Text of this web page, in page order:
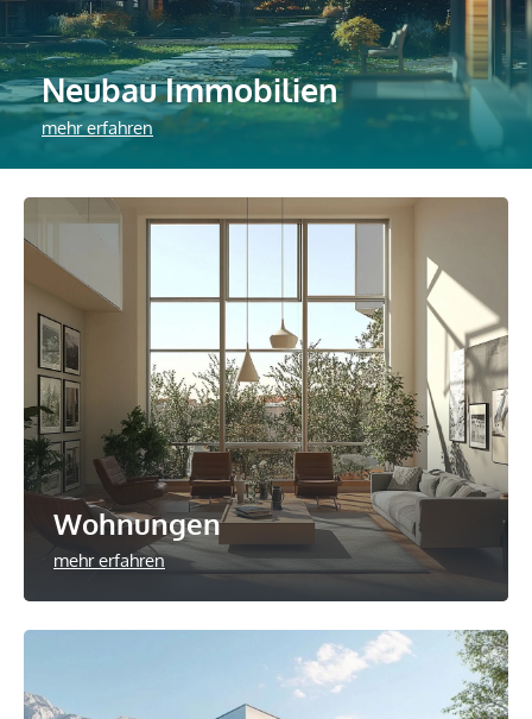
Neubau Immobilien
mehr erfahren
Wohnungen
mehr erfahren